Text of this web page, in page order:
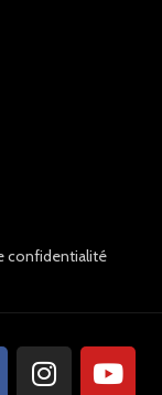
confidentialité